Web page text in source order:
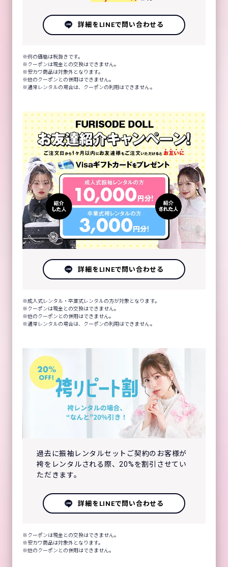
詳細をLINEで問い合わせる
例の価格は税抜きです。
クーポンは現金との交換はできません。
安カワ商品は対象外となります。
他のクーポンとの併用はできません。
通常レンタルの場合は、クーポンの利用はできません。
詳細をLINEで問い合わせる
成人式レンタル・卒業式レンタルの方が対象となります。
クーポンは現金との交換はできません。
他のクーポンとの併用はできません。
通常レンタルの場合は、クーポンの利用はできません。
過去に振袖レンタルセットご契約のお客様が
袴をレンタルされる際、20%を割引させてい
ただきます。
詳細をLINEで問い合わせる
クーポンは現金との交換はできません。
安カワ商品は対象外となります。
他のクーポンとの併用はできません。